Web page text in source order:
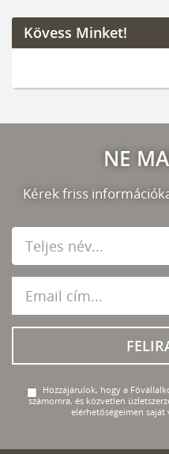
Kövess Minket!
NE
Kérek friss
Hozzájárulok, hogy a
számomra, és közvetlen
elérhetőségeimen